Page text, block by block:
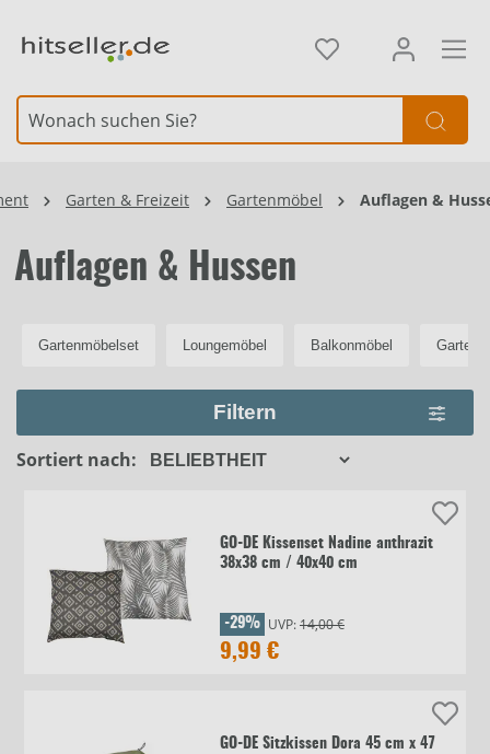
Garten & Freizeit Gartenmöbel Auflagen &
Auflagen & Hussen
Gartenmöbelset Loungemöbel Balkonmöbel
Filtern
Sortiert nach:
GO-DE Kissenset Nadine anthrazit
38x38 cm / 40x40 cm
-29% UVP:14,00 €
9,99 €
GO-DE Sitzkissen Dora 45 cm x 47
Element überspringen